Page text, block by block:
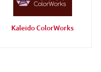
Kaleido ColorWorks